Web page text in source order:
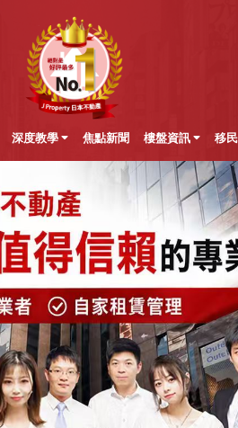
深度教學 焦點新聞 樓盤資訊 移